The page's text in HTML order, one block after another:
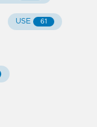
USE 61